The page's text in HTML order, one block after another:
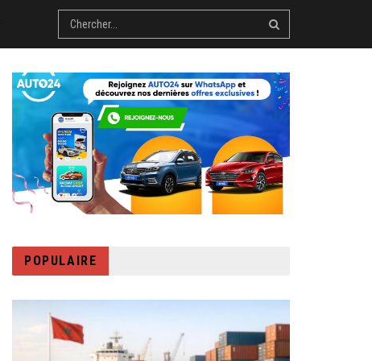
POPULAIRE